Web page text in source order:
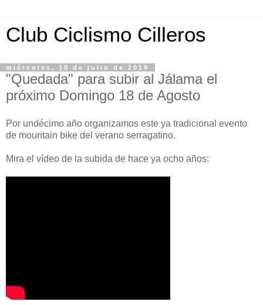
Club Ciclismo Cilleros
miércoles, 10 de julio de 2019
"Quedada" para subir al Jálama el
próximo Domingo 18 de Agosto
Por undécimo año organizamos este ya tradicional evento
de mountain bike del verano serragatino.
Mira el vídeo de la subida de hace ya ocho años: